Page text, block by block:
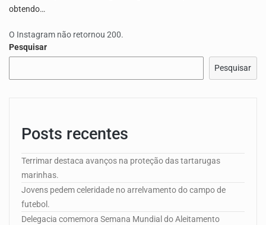
obtendo…
O Instagram não retornou 200.
Pesquisar
Pesquisar
Posts recentes
Terrimar destaca avanços na proteção das tartarugas
marinhas.
Jovens pedem celeridade no arrelvamento do campo de
futebol.
Delegacia comemora Semana Mundial do Aleitamento